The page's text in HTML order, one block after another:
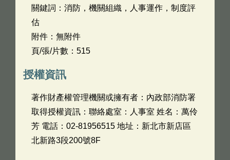
關鍵詞：消防，機關組織，人事運作，制度評
估
附件：無附件
頁/張/片數：515
授權資訊
著作財產權管理機關或擁有者：內政部消防署
取得授權資訊：聯絡處室：人事室 姓名：萬伶
芳 電話：02-81956515 地址：新北市新店區
北新路3段200號8F